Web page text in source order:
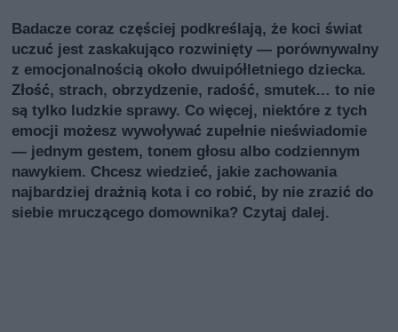
Badacze coraz częściej podkreślają, że koci świat
uczuć jest zaskakująco rozwinięty — porównywalny
z emocjonalnością około dwuipółletniego dziecka.
Złość, strach, obrzydzenie, radość, smutek… to nie
są tylko ludzkie sprawy. Co więcej, niektóre z tych
emocji możesz wywoływać zupełnie nieświadomie
— jednym gestem, tonem głosu albo codziennym
nawykiem. Chcesz wiedzieć, jakie zachowania
najbardziej drażnią kota i co robić, by nie zrazić do
siebie mruczącego domownika? Czytaj dalej.